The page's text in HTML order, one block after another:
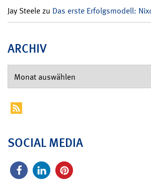
Jay Steelezu Das erste Erfolgsmodell:
ARCHIV
SOCIAL MEDIA